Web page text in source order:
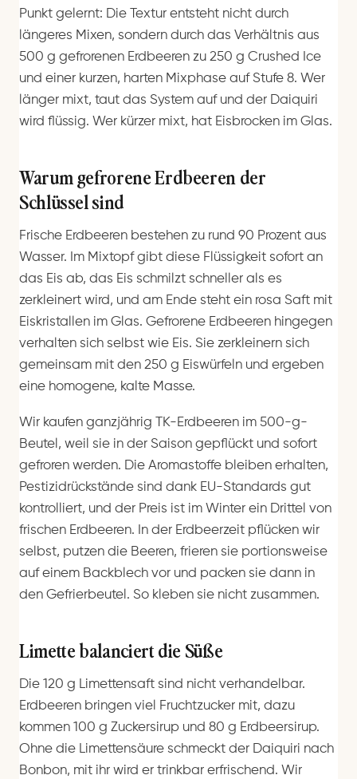
Punkt gelernt: Die Textur entsteht nicht durch
längeres Mixen, sondern durch das Verhältnis aus
500 g gefrorenen Erdbeeren zu 250 g Crushed Ice
und einer kurzen, harten Mixphase auf Stufe 8. Wer
länger mixt, taut das System auf und der Daiquiri
wird flüssig. Wer kürzer mixt, hat Eisbrocken im Glas.
Warum gefrorene Erdbeeren der
Schlüssel sind
Frische Erdbeeren bestehen zu rund 90 Prozent aus
Wasser. Im Mixtopf gibt diese Flüssigkeit sofort an
das Eis ab, das Eis schmilzt schneller als es
zerkleinert wird, und am Ende steht ein rosa Saft mit
Eiskristallen im Glas. Gefrorene Erdbeeren hingegen
verhalten sich selbst wie Eis. Sie zerkleinern sich
gemeinsam mit den 250 g Eiswürfeln und ergeben
eine homogene, kalte Masse.
Wir kaufen ganzjährig TK-Erdbeeren im 500-g-
Beutel, weil sie in der Saison gepflückt und sofort
gefroren werden. Die Aromastoffe bleiben erhalten,
Pestizidrückstände sind dank EU-Standards gut
kontrolliert, und der Preis ist im Winter ein Drittel von
frischen Erdbeeren. In der Erdbeerzeit pflücken wir
selbst, putzen die Beeren, frieren sie portionsweise
auf einem Backblech vor und packen sie dann in
den Gefrierbeutel. So kleben sie nicht zusammen.
Limette balanciert die Süße
Die 120 g Limettensaft sind nicht verhandelbar.
Erdbeeren bringen viel Fruchtzucker mit, dazu
kommen 100 g Zuckersirup und 80 g Erdbeersirup.
Ohne die Limettensäure schmeckt der Daiquiri nach
Bonbon, mit ihr wird er trinkbar erfrischend. Wir